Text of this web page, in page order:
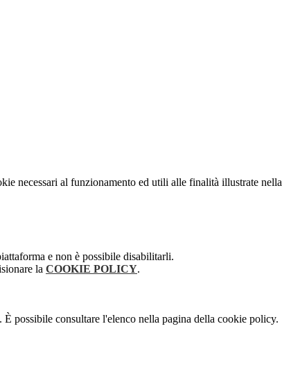
necessari al funzionamento ed utili alle finalità illustrate nella
e non è possibile disabilitarli.
la COOKIE POLICY.
possibile consultare l'elenco nella pagina della cookie policy.